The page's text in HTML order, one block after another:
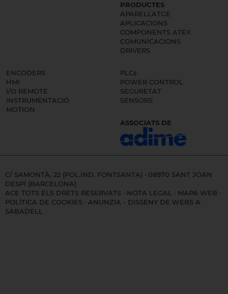
PRODUCTES
APARELLATGE
APLICACIONS
COMPONENTS ATEX
COMUNICACIONS
DRIVERS
ENCODERS
HMI
I/O REMOTE
INSTRUMENTACIÓ
MOTION
PLCs
POWER CONTROL
SEGURETAT
SENSORS
ASSOCIATS DE
C/ SAMONTÀ, 22 (POL.IND. FONTSANTA) · 08970 SANT JOAN
DESPÍ (BARCELONA)
ACE TOTS ELS DRETS RESERVATS · NOTA LEGAL · MAPA WEB ·
POLÍTICA DE COOKIES · ANUNZIA - DISSENY DE WEBS A
SABADELL